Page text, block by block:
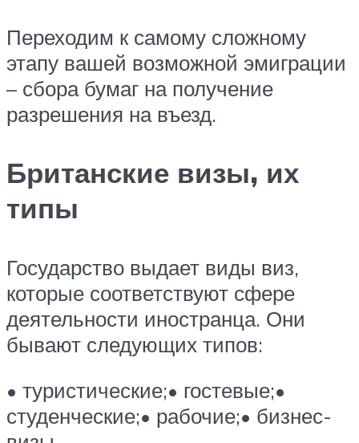
Переходим к самому сложному
этапу вашей возможной эмиграции
– сбора бумаг на получение
разрешения на въезд.
Британские визы, их
типы
Государство выдает виды виз,
которые соответствуют сфере
деятельности иностранца. Они
бывают следующих типов:
• туристические;• гостевые;•
студенческие;• рабочие;• бизнес-